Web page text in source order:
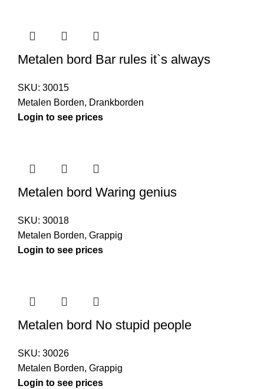
Metalen bord Bar rules it`s always
SKU: 30015
Metalen Borden, Drankborden
Login to see prices
Metalen bord Waring genius
SKU: 30018
Metalen Borden, Grappig
Login to see prices
Metalen bord No stupid people
SKU: 30026
Metalen Borden, Grappig
Login to see prices